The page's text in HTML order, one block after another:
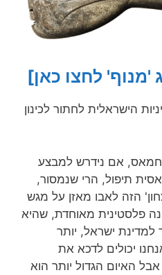
לחצו כאן]
הישראלית לחתור לכינון
אם נידרש למבצע
תיפול, הרי שנמסור,
הזה לאבו מאזן על מגש
פלסטינית מאוחדת, שהיא
למדינת ישראל, יותר
יכולים לדכא את
האיום הגדול יותר הוא